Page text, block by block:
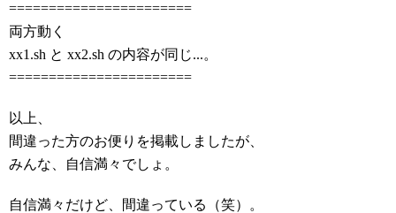
=======================
両方動く
xx1.sh と xx2.sh の内容が同じ...。
=======================
以上、
間違った方のお便りを掲載しましたが、
みんな、自信満々でしょ。
自信満々だけど、間違っている（笑）。